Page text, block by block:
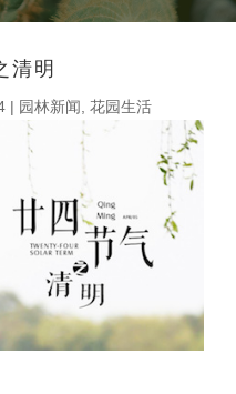
清明
| 园林新闻 花园生活